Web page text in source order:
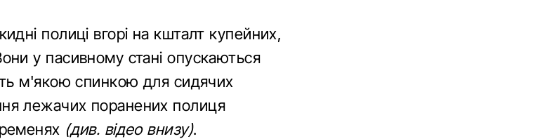
полиці вгорі на кшталт купейних,
у пасивному стані опускаються
м'якою спинкою для сидячих
лежачих поранених полиця
(див. відео внизу).